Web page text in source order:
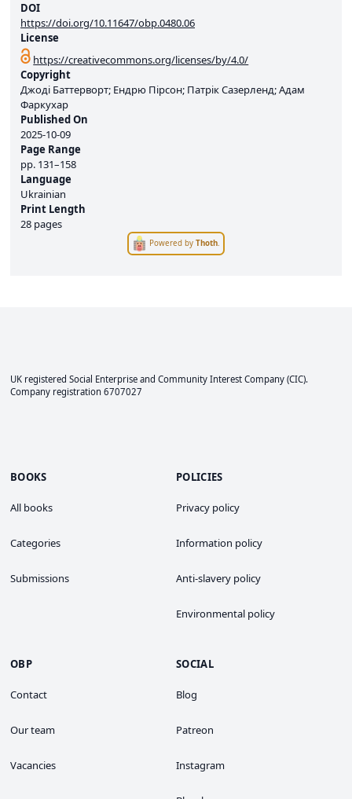
DOI
https://doi.org/10.11647/obp.0480.06
License
https://creativecommons.org/licenses/by/4.0/
Copyright
Джоді Баттерворт; Ендрю Пірсон; Патрік Сазерленд; Адам
Фаркухар
Published On
2025-10-09
Page Range
pp. 131–158
Language
Ukrainian
Print Length
28 pages
Powered byThoth.
UK registered Social Enterprise and Community Interest Company (CIC).
Company registration 6707027
BOOKS
All books
Categories
Submissions
POLICIES
Privacy policy
Information policy
Anti-slavery policy
Environmental policy
OBP
Contact
Our team
Vacancies
SOCIAL
Blog
Patreon
Instagram